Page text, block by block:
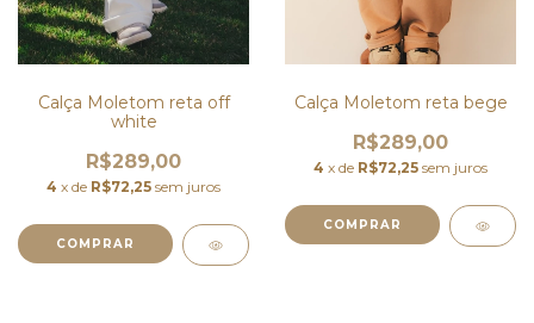
Calça Moletom reta off
white
R$289,00
4 x de R$72,25 sem juros
COMPRAR
Calça Moletom reta bege
R$289,00
4 x de R$72,25 sem juros
COMPRAR